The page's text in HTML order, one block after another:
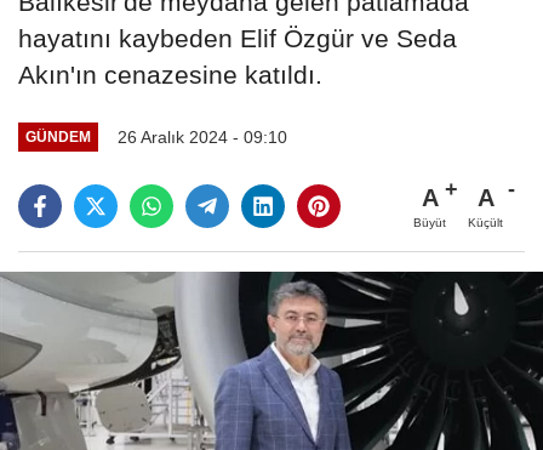
hayatını kaybeden Elif Özgür ve Seda
Akın'ın cenazesine katıldı.
GÜNDEM 26 Aralık 2024 - 09:10
A
Büyüt
A
Küçült